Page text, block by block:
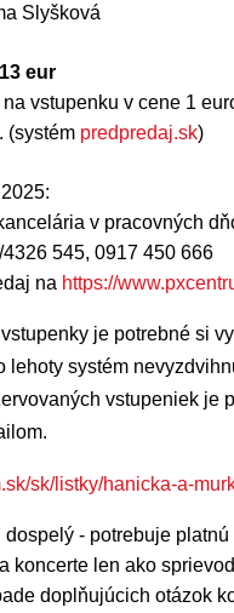
Slyšková
13 eur
vstupenku v cene 1
(systém predpredaj.sk)
v pracovných
545, 0917 450 666
na https://
je potrebné si
lehoty systém
vstupeniek je
sk/listky/hanicka-a-
- potrebuje
koncerte len ako
doplňujúcich otázok